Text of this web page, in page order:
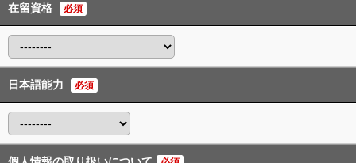
在留資格 必須
日本語能力 必須